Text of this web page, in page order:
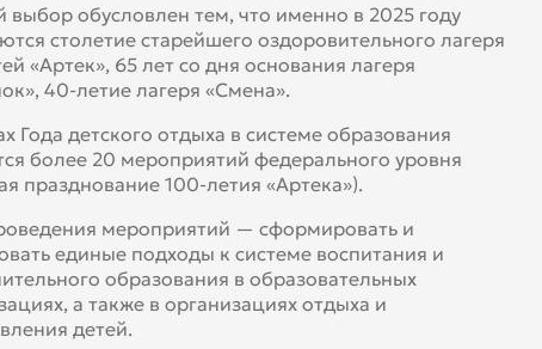
обусловлен тем, что именно в 2025 году
столетие старейшего оздоровительного лагеря
«Артек», 65 лет со дня основания лагеря
40-летие лагеря «Смена».
Года детского отдыха в системе образования
более 20 мероприятий федерального уровня
празднование 100-летия «Артека»).
мероприятий — сформировать и
единые подходы к системе воспитания и
образования в образовательных
а также в организациях отдыха и
детей.